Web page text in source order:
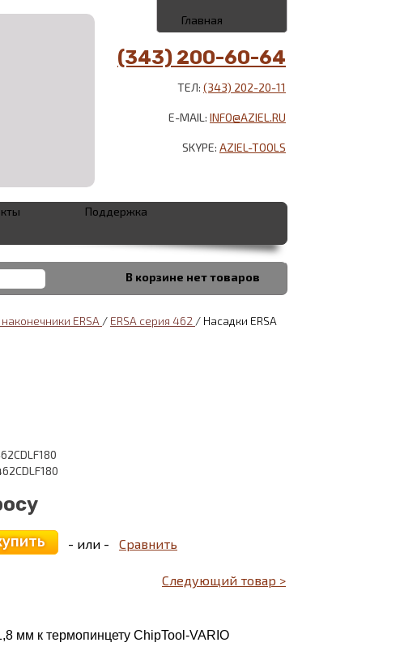
Главная
(343) 200-60-64
ТЕЛ: (343) 202-20-11
E-MAIL: INFO@AZIEL.RU
SKYPE: AZIEL-TOOLS
В корзине нет товаров
Поддержка
ERSA / ERSA серия 462 / Насадки ERSA
- или - Сравнить
Следующий товар >
мм к термопинцету ChipTool-VARIO